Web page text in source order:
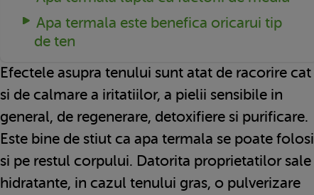
Apa termala este benefica oricarui tip
de ten
Efectele asupra tenului sunt atat de racorire cat
si de calmare a iritatiilor, a pielii sensibile in
general, de regenerare, detoxifiere si purificare.
Este bine de stiut ca apa termala se poate folosi
si pe restul corpului. Datorita proprietatilor sale
hidratante, in cazul tenului gras, o pulverizare